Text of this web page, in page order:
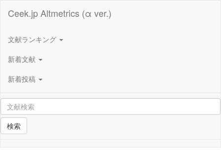
Ceek.jp Altmetrics (α ver.)
文献ランキング
新着文献
新着投稿
検索